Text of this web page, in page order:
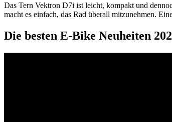
Das Tern Vektron D7i ist leicht, kompakt und
macht es einfach, das Rad überall mitzunehmen.
Die besten E-Bike Neuheiten